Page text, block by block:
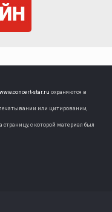
star.ru охраняются в
или цитировании,
с которой материал был